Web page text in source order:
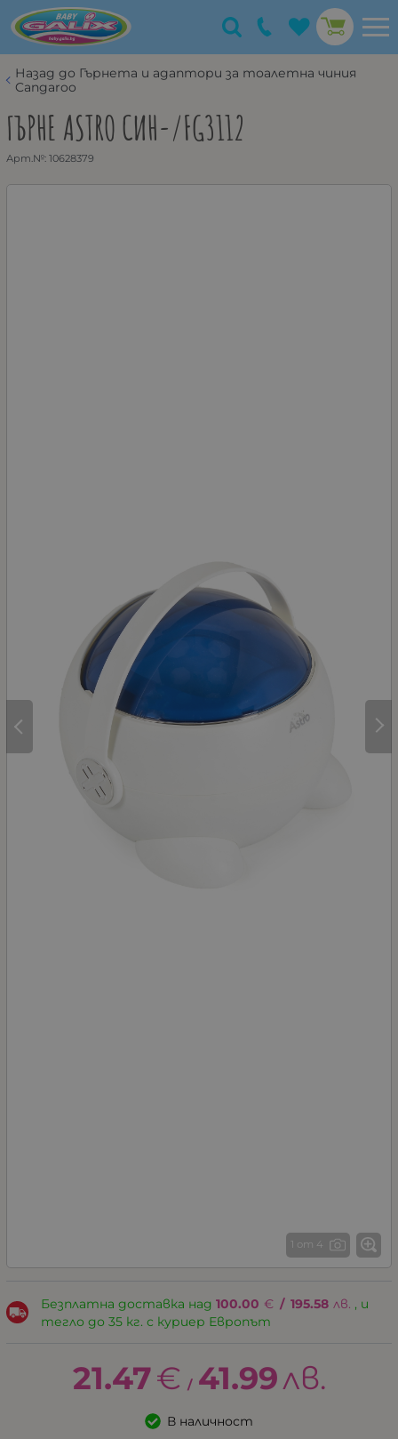
Назад до Гърнета и адаптори за тоалетна чиния
Cangaroo
ГЪРНЕ ASTRO СИН-/FG3112
Арт.№: 10628379
1 от 4
Безплатна доставка над 100.00 € / 195.58 лв. , и
тегло до 35 кг. с куриер Европът
21.47€ / 41.99лв.
В наличност